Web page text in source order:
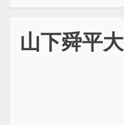
山下舜平大